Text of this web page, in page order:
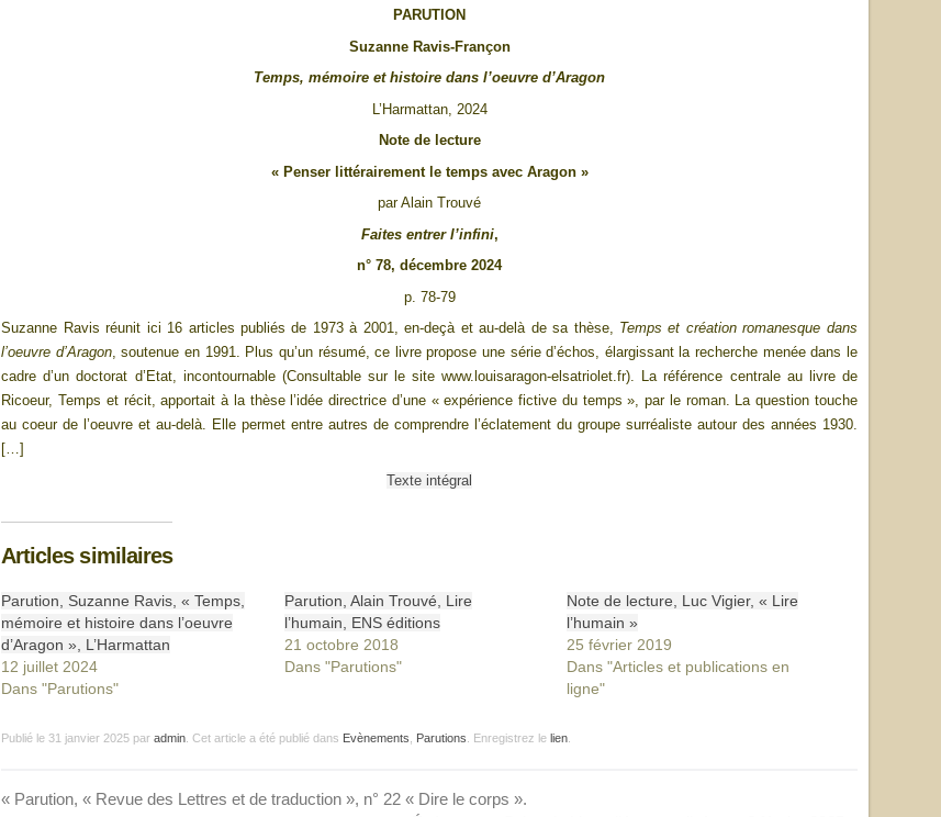
PARUTION
Suzanne Ravis-Françon
Temps, mémoire et histoire dans l’oeuvre d’Aragon
L’Harmattan, 2024
Note de lecture
« Penser littérairement le temps avec Aragon »
par Alain Trouvé
Faites entrer l’infini,
n° 78, décembre 2024
p. 78-79
Suzanne Ravis réunit ici 16 articles publiés de 1973 à 2001, en-deçà et au-delà de sa thèse, Temps et création romanesque dans
l’oeuvre d’Aragon, soutenue en 1991. Plus qu’un résumé, ce livre propose une série d’échos, élargissant la recherche menée dans le
cadre d’un doctorat d’Etat, incontournable (Consultable sur le site www.louisaragon-elsatriolet.fr). La référence centrale au livre de
Ricoeur, Temps et récit, apportait à la thèse l’idée directrice d’une « expérience fictive du temps », par le roman. La question touche
au coeur de l’oeuvre et au-delà. Elle permet entre autres de comprendre l’éclatement du groupe surréaliste autour des années 1930.
[…]
Texte intégral
Articles similaires
Parution, Suzanne Ravis, « Temps,
mémoire et histoire dans l’oeuvre
d’Aragon », L’Harmattan
12 juillet 2024
Dans "Parutions"
Parution, Alain Trouvé, Lire
l’humain, ENS éditions
21 octobre 2018
Dans "Parutions"
Note de lecture, Luc Vigier, « Lire
l’humain »
25 février 2019
Dans "Articles et publications en
ligne"
Publié le 31 janvier 2025 par admin . Cet article a été publié dans Evènements Parutions . Enregistrez lelien
« Parution, « Revue des Lettres et de traduction », n° 22 « Dire le corps ».